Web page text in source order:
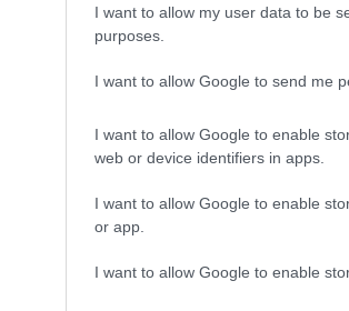
I want to allow my user data to be
purposes.
I want to allow Google to send me
I want to allow Google to enable
web or device identifiers in apps.
I want to allow Google to enable
or app.
I want to allow Google to enable
Új és Használt GSM kiemelt ajánlatok
Samsung Galaxy S25 Ultra Samsung